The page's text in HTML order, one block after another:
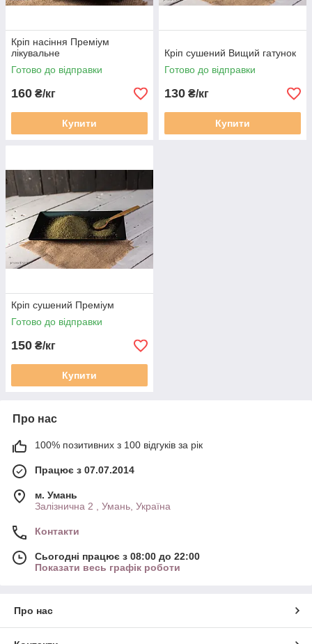
Кріп насіння Преміум
лікувальне
Готово до відправки
160 ₴/кг
Купити
Кріп сушений Вищий гатунок
Готово до відправки
130 ₴/кг
Купити
Кріп сушений Преміум
Готово до відправки
150 ₴/кг
Купити
Про нас
100% позитивних з 100 відгуків за рік
Працює з 07.07.2014
м. Умань
Залізнична 2 , Умань, Україна
Контакти
Сьогодні працює з 08:00 до 22:00
Показати весь графік роботи
Про нас